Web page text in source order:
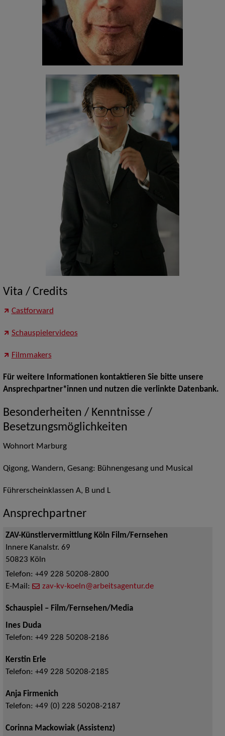
Vita / Credits
Castforward
Schauspielervideos
Filmmakers
Für weitere Informationen kontaktieren Sie bitte unsere
Ansprechpartner*innen und nutzen die verlinkte Datenbank.
Besonderheiten / Kenntnisse /
Besetzungsmöglichkeiten
Wohnort Marburg
Qigong, Wandern, Gesang: Bühnengesang und Musical
Führerscheinklassen A, B und L
Ansprechpartner
ZAV-Künstlervermittlung Köln Film/Fernsehen
Innere Kanalstr. 69
50823 Köln
Telefon: +49 228 50208-2800
E-Mail:
zav-kv-koeln@arbeitsagentur.de
Schauspiel – Film/Fernsehen/Media
Ines Duda
Telefon: +49 228 50208-2186
Kerstin Erle
Telefon: +49 228 50208-2185
Anja Firmenich
Telefon: +49 (0) 228 50208-2187
Corinna Mackowiak (Assistenz)